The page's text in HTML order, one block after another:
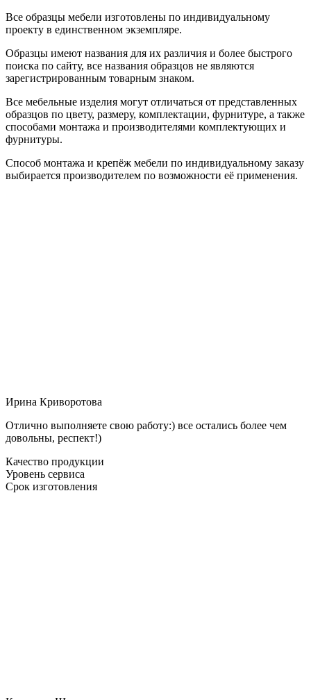
Все образцы мебели изготовлены по индивидуальному
проекту в единственном экземпляре.
Образцы имеют названия для их различия и более быстрого
поиска по сайту, все названия образцов не являются
зарегистрированным товарным знаком.
Все мебельные изделия могут отличаться от представленных
образцов по цвету, размеру, комплектации, фурнитуре, а также
способами монтажа и производителями комплектующих и
фурнитуры.
Способ монтажа и крепёж мебели по индивидуальному заказу
выбирается производителем по возможности её применения.
Ирина Криворотова
Отлично выполняете свою работу:) все остались более чем
довольны, респект!)
Качество продукции
Уровень сервиса
Срок изготовления